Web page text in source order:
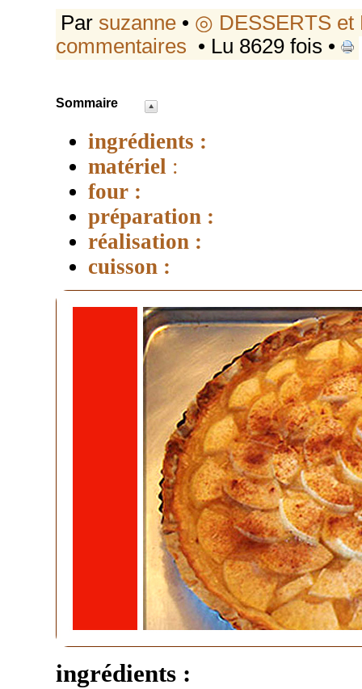
Par suzanne • ◎ DESSERTS
commentaires • Lu 8629 fois •
Sommaire
ingrédients :
matériel :
four :
préparation :
réalisation :
cuisson :
ingrédients :